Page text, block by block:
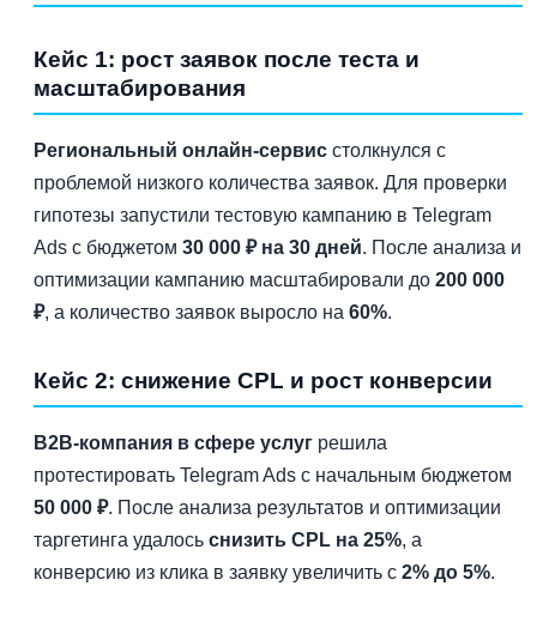
Кейс 1: рост заявок после теста и
масштабирования
Региональный онлайн-сервис столкнулся с
проблемой низкого количества заявок. Для проверки
гипотезы запустили тестовую кампанию в Telegram
Ads с бюджетом 30 000 ₽ на 30 дней. После анализа и
оптимизации кампанию масштабировали до 200 000
₽, а количество заявок выросло на 60%.
Кейс 2: снижение CPL и рост конверсии
B2B-компания в сфере услуг решила
протестировать Telegram Ads с начальным бюджетом
50 000 ₽. После анализа результатов и оптимизации
таргетинга удалось снизить CPL на 25%, а
конверсию из клика в заявку увеличить с 2% до 5%.